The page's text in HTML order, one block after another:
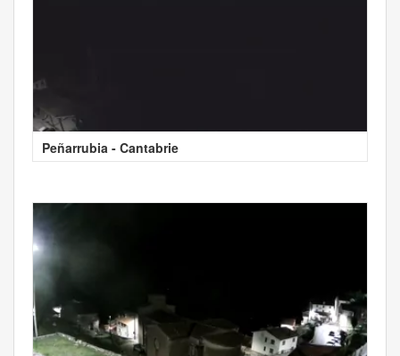
Peñarrubia - Cantabrie